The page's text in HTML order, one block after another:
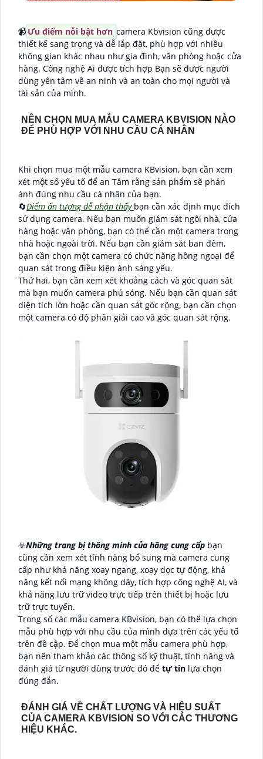
📹 Ưu điểm nỗi bật hơn camera Kbvision cũng được
thiết kế sang trọng và dễ lắp đặt, phù hợp với nhiều
không gian khác nhau như gia đình, văn phòng hoặc cửa
hàng. Công nghệ Ai được tích hợp Bạn sẽ được người
dùng yên tâm về an ninh và an toàn cho mọi người và
tài sản của mình.
NÊN CHỌN MUA MẪU CAMERA KBVISION NÀO
ĐỂ PHÙ HỢP VỚI NHU CẦU CÁ NHÂN
Khi chọn mua một mẫu camera KBvision, bạn cần xem
xét một số yếu tố để an Tâm rằng sản phẩm sẽ phản
ánh đúng nhu cầu cá nhân của bạn.
🔄Điểm ấn tượng dễ nhận thấy bạn cần xác định mục đích
sử dụng camera. Nếu bạn muốn giám sát ngôi nhà, cửa
hàng hoặc văn phòng, bạn có thể cần một camera trong
nhà hoặc ngoài trời. Nếu bạn cần giám sát ban đêm,
bạn cần chọn một camera có chức năng hồng ngoại để
quan sát trong điều kiện ánh sáng yếu.
Thứ hai, bạn cần xem xét khoảng cách và góc quan sát
mà bạn muốn camera phủ sóng. Nếu bạn cần quan sát
diện tích lớn hoặc cần quan sát góc rộng, bạn cần chọn
một camera có độ phân giải cao và góc quan sát rộng.
☣️Những trang bị thông minh của hãng cung cấp bạn
cũng cần xem xét tính năng bổ sung mà camera cung
cấp như khả năng xoay ngang, xoay dọc tự động, khả
năng kết nối mạng không dây, tích hợp công nghệ AI, và
khả năng lưu trữ video trực tiếp trên thiết bị hoặc lưu
trữ trực tuyến.
Trong số các mẫu camera KBvision, bạn có thể lựa chọn
mẫu phù hợp với nhu cầu của mình dựa trên các yếu tố
trên đề cập. Để chọn mua một mẫu camera phù hợp,
bạn nên tham khảo các thông số kỹ thuật, tính năng và
đánh giá từ người dùng trước đó để tự tin lựa chọn
đúng đắn.
ĐÁNH GIÁ VỀ CHẤT LƯỢNG VÀ HIỆU SUẤT
CỦA CAMERA KBVISION SO VỚI CÁC THƯƠNG
HIỆU KHÁC.